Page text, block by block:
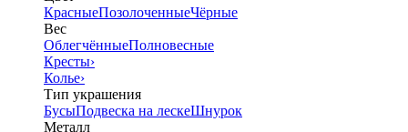
КрасныеПозолоченныеЧёрные
Вес
ОблегчённыеПолновесные
Кресты›
Колье›
Тип украшения
БусыПодвеска на лескеШнурок
Металл